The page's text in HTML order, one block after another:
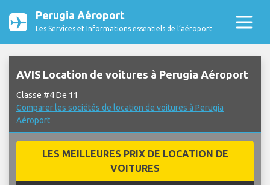
Perugia Aéroport
Les Services et Informations essentiels de l’aéroport
AVIS Location de voitures à Perugia Aéroport
Classe #4 De 11
Comparer les sociétés de location de voitures à Perugia
Aéroport
LES MEILLEURES PRIX DE LOCATION DE
VOITURES